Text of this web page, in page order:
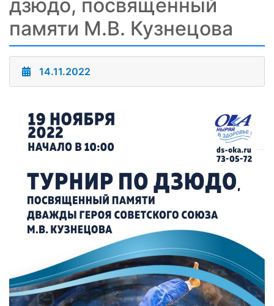
дзюдо, посвященный
памяти М.В. Кузнецова
14.11.2022